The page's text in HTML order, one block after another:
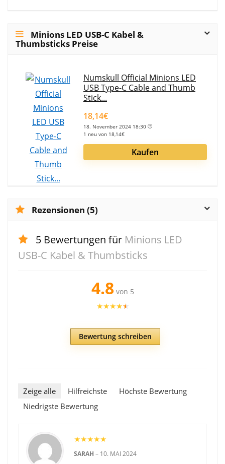
Minions LED USB-C Kabel &
Thumbsticks Preise
Numskull Official Minions LED
USB Type-C Cable and Thumb
Stick...
18,14€
18. November 2024 18:30
1 neu von 18,14€
Kaufen
Rezensionen (5)
5 Bewertungen für Minions LED
USB-C Kabel & Thumbsticks
4.8 von 5
★★★★★
Bewertung schreiben
Zeige alle Hilfreichste
Höchste Bewertung
Niedrigste Bewertung
★★★★★
SARAH – 10. MAI 2024